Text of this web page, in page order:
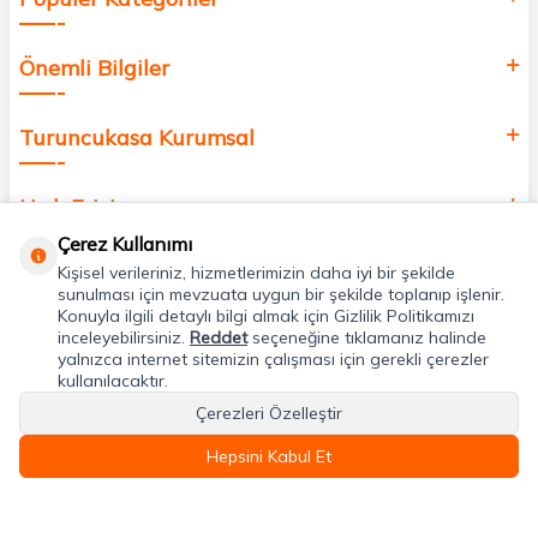
Önemli Bilgiler
Turuncukasa Kurumsal
Hızlı Erişim
Uygulamalarımız
Adres & İletişim
Çerez Kullanımı
Kişisel verileriniz, hizmetlerimizin daha iyi bir şekilde
sunulması için mevzuata uygun bir şekilde toplanıp işlenir.
Konuyla ilgili detaylı bilgi almak için Gizlilik Politikamızı
inceleyebilirsiniz. Reddetseçeneğine tıklamanız halinde
yalnızca internet sitemizin çalışması için gerekli çerezler
kullanılacaktır.
Çerezleri Özelleştir
Hepsini Kabul Et